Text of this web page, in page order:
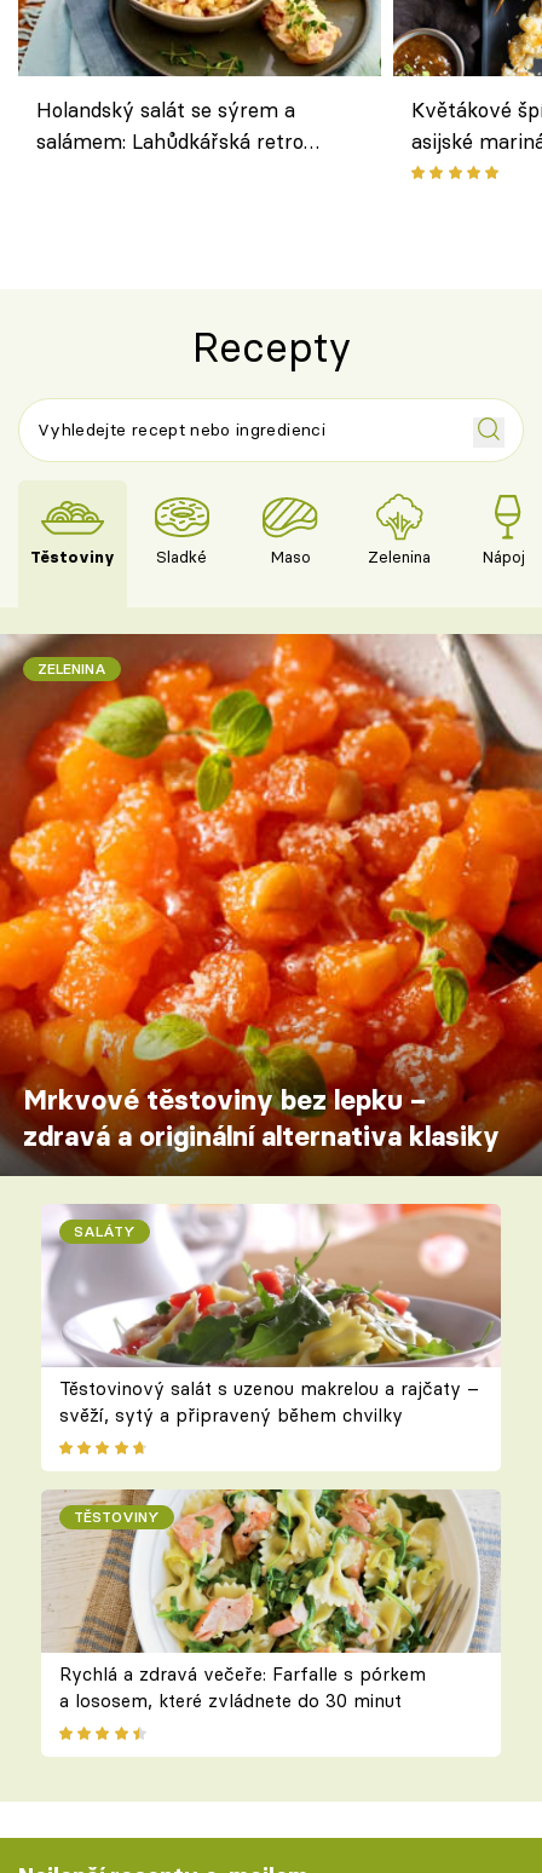
Holandský salát se sýrem a
salámem: Lahůdkářská retro
Květákové
asijské
chuťovka z
Recepty
Těstoviny Sladké Maso Zelenina Nápoje
ZELENINA
Mrkvové těstoviny bez lepku –
zdravá a originální alternativa klasiky
SALÁTY
Těstovinový salát s uzenou makrelou a rajčaty –
svěží, sytý a připravený během chvilky
TĚSTOVINY
Rychlá a zdravá večeře: Farfalle s pórkem
a lososem, které zvládnete do 30 minut